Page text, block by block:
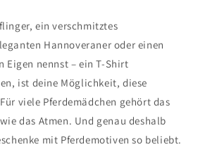
ein verschmitztes
Hannoveraner oder einen
Eigen nennst – ein T-Shirt
ist deine Möglichkeit, diese
viele Pferdemädchen gehört das
das Atmen. Und genau deshalb
mit Pferdemotiven so beliebt.